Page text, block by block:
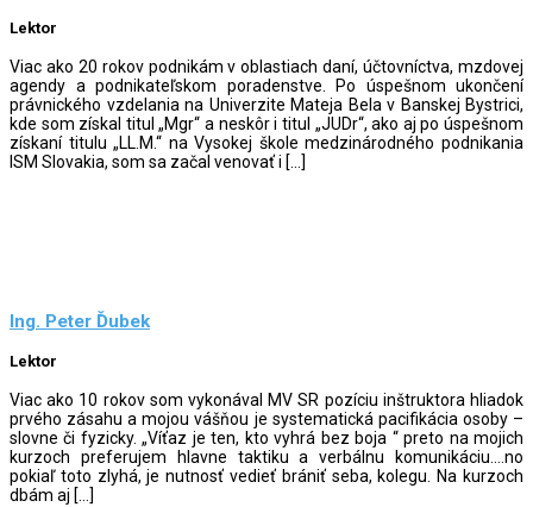
Lektor
Viac ako 20 rokov podnikám v oblastiach daní, účtovníctva, mzdovej
agendy a podnikateľskom poradenstve. Po úspešnom ukončení
právnického vzdelania na Univerzite Mateja Bela v Banskej Bystrici,
kde som získal titul „Mgr“ a neskôr i titul „JUDr“, ako aj po úspešnom
získaní titulu „LL.M.“ na Vysokej škole medzinárodného podnikania
ISM Slovakia, som sa začal venovať i […]
Ing. Peter Ďubek
Lektor
Viac ako 10 rokov som vykonával MV SR pozíciu inštruktora hliadok
prvého zásahu a mojou vášňou je systematická pacifikácia osoby –
slovne či fyzicky. „Víťaz je ten, kto vyhrá bez boja “ preto na mojich
kurzoch preferujem hlavne taktiku a verbálnu komunikáciu….no
pokiaľ toto zlyhá, je nutnosť vedieť brániť seba, kolegu. Na kurzoch
dbám aj […]